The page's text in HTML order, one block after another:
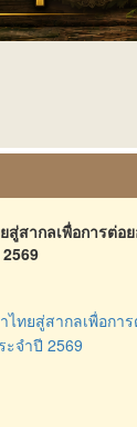
สากลเพื่อการต่
ทยสู่สากลเพื่อกา
จำปี 2569